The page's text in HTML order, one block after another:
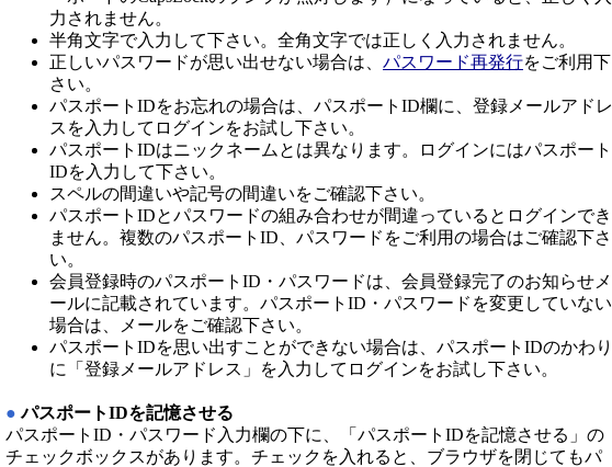
力されません。
半角文字で入力して下さい。全角文字では正しく入力されません。
正しいパスワードが思い出せない場合は、 パスワード再発行をご利用下
さい。
パスポートIDをお忘れの場合は、パスポートID欄に、登録メールアドレ
スを入力してログインをお試し下さい。
パスポートIDはニックネームとは異なります。ログインにはパスポート
IDを入力して下さい。
スペルの間違いや記号の間違いをご確認下さい。
パスポートIDとパスワードの組み合わせが間違っているとログインでき
ません。複数のパスポートID、パスワードをご利用の場合はご確認下さ
い。
会員登録時のパスポートID・パスワードは、会員登録完了のお知らせメ
ールに記載されています。パスポートID・パスワードを変更していない
場合は、メールをご確認下さい。
パスポートIDを思い出すことができない場合は、パスポートIDのかわり
に「登録メールアドレス」を入力してログインをお試し下さい。
● パスポートIDを記憶させる
パスポートID・パスワード入力欄の下に、「パスポートIDを記憶させる」の
チェックボックスがあります。チェックを入れると、ブラウザを閉じてもパ